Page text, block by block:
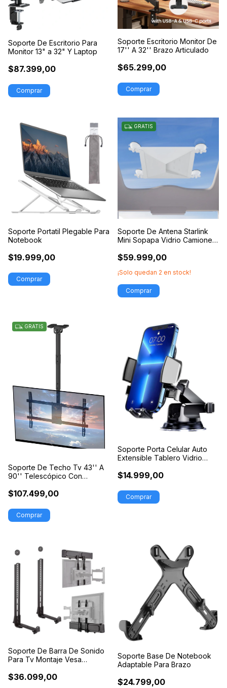
Soporte De Escritorio Para
Monitor 13" a 32" Y Laptop
$87.399,00
Comprar
Soporte Escritorio Monitor De
17'' A 32'' Brazo Articulado
$65.299,00
Soporte Portatil Plegable Para
Notebook
$19.999,00
GRATIS
Soporte De Antena Starlink
Mini Sopapa Vidrio Camioneta
$59.999,00
¡Solo quedan 2 en stock!
GRATIS
Soporte De Techo Tv 43'' A
90'' Telescópico Con
$107.499,00
Soporte Porta Celular Auto
Extensible Tablero Vidrio
$14.999,00
Comprar
Soporte De Barra De Sonido
Para Tv Montaje Vesa
$36.099,00
Soporte Base De Notebook
Adaptable Para Brazo
$24.799,00